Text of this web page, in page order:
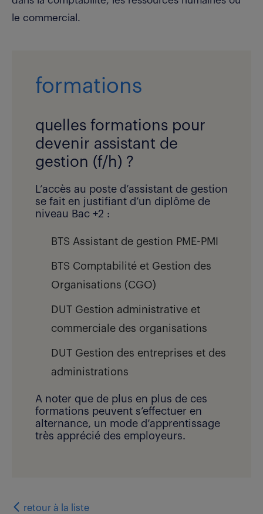
le commercial.
formations
quelles formations pour
devenir assistant de
gestion (f/h) ?
L’accès au poste d’assistant de gestion
se fait en justifiant d’un diplôme de
niveau Bac +2 :
BTS Assistant de gestion PME-PMI
BTS Comptabilité et Gestion des
Organisations (CGO)
DUT Gestion administrative et
commerciale des organisations
DUT Gestion des entreprises et des
administrations
A noter que de plus en plus de ces
formations peuvent s’effectuer en
alternance, un mode d’apprentissage
très apprécié des employeurs.
retour à la liste